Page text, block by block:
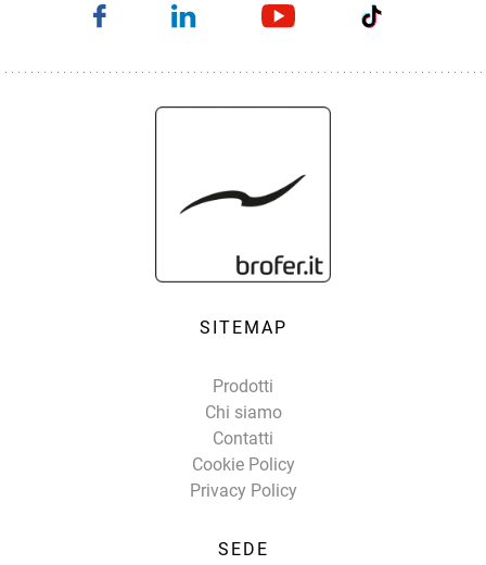
SITEMAP
Prodotti
Chi siamo
Contatti
Cookie Policy
Privacy Policy
SEDE